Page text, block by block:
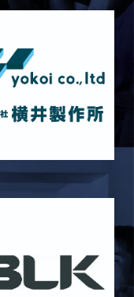
瞬太郎
を掲載／サポ